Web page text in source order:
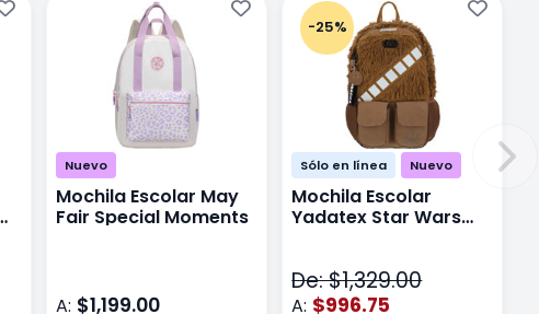
Nuevo
Mochila Escolar May
Fair Special Moments
A: $1,199.00
-25%
Sólo en línea Nuevo
Mochila Escolar
Yadatex Star Wars
De: $1,329.00
A: $996.75